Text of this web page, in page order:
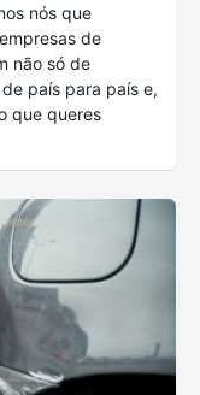
nós que
de
não só de
país para país e,
que queres